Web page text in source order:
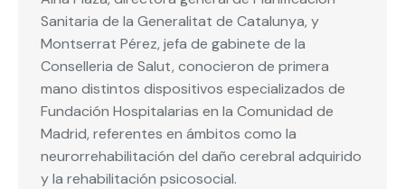
Sanitaria de la Generalitat de Catalunya, y
Montserrat Pérez, jefa de gabinete de la
Conselleria de Salut, conocieron de primera
mano distintos dispositivos especializados de
Fundación Hospitalarias en la Comunidad de
Madrid, referentes en ámbitos como la
neurorrehabilitación del daño cerebral adquirido
y la rehabilitación psicosocial.